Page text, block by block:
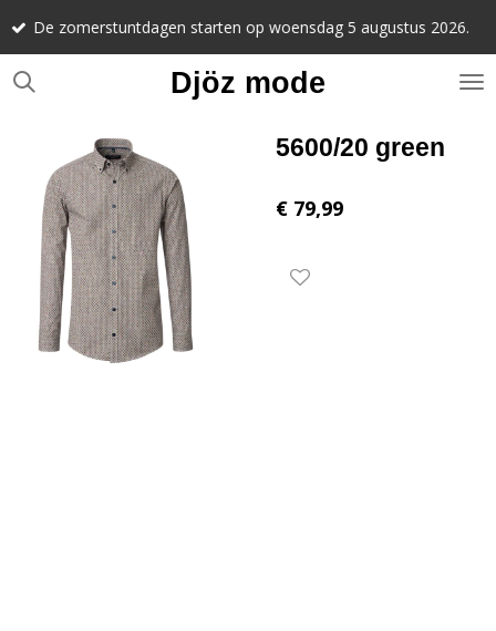
Ga
naar
de
Djöz mode
starten op woensdag 5 augustus 2026.
5600/20 green
€ 79,99